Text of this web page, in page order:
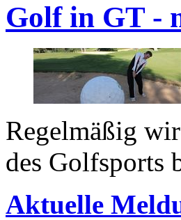
Golf in GT -
Regelmäßig
des Golfsports
Aktuelle